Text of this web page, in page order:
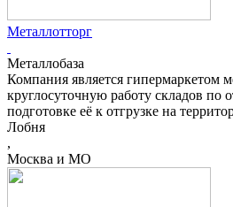
Металлотторг
Металлобаза
Компания является гипермаркетом
круглосуточную работу складов по
подготовке её к отгрузке на
Лобня
,
Москва и МО